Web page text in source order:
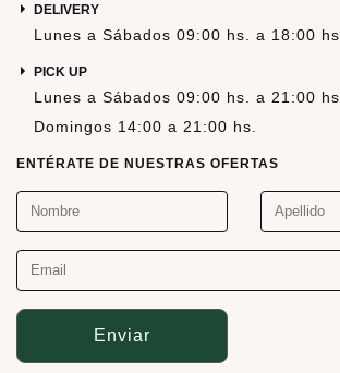
DELIVERY
Lunes a Sábados 09:00 hs. a 18:00 hs.
PICK UP
Lunes a Sábados 09:00 hs. a 21:00 hs.
Domingos 14:00 a 21:00 hs.
ENTÉRATE DE NUESTRAS OFERTAS
Enviar